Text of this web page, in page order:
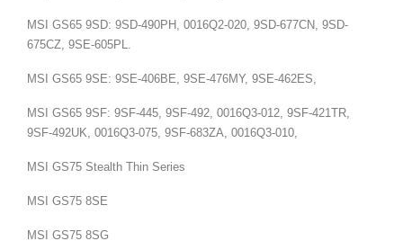
MSI GS65 9SD: 9SD-490PH, 0016Q2-020, 9SD-677CN, 9SD-
675CZ, 9SE-605PL.
MSI GS65 9SE: 9SE-406BE, 9SE-476MY, 9SE-462ES,
MSI GS65 9SF: 9SF-445, 9SF-492, 0016Q3-012, 9SF-421TR,
9SF-492UK, 0016Q3-075, 9SF-683ZA, 0016Q3-010,
MSI GS75 Stealth Thin Series
MSI GS75 8SE
MSI GS75 8SG